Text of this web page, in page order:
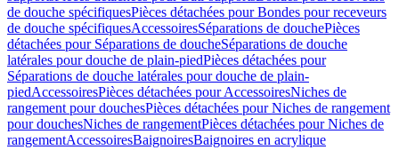
de douche spécifiquesPièces détachées pour Bondes pour receveurs
de douche spécifiquesAccessoiresSéparations de douchePièces
détachées pour Séparations de doucheSéparations de douche
latérales pour douche de plain-piedPièces détachées pour
Séparations de douche latérales pour douche de plain-
piedAccessoiresPièces détachées pour AccessoiresNiches de
rangement pour douchesPièces détachées pour Niches de rangement
pour douchesNiches de rangementPièces détachées pour Niches de
rangementAccessoiresBaignoiresBaignoires en acrylique